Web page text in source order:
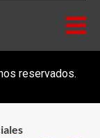
reservados.